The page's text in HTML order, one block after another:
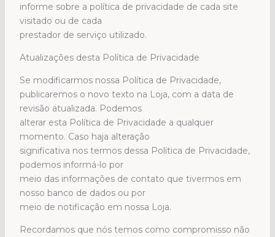
informe sobre a política de privacidade de cada site
visitado ou de cada
prestador de serviço utilizado.
Atualizações desta Política de Privacidade
Se modificarmos nossa Política de Privacidade,
publicaremos o novo texto na Loja, com a data de
revisão atualizada. Podemos
alterar esta Política de Privacidade a qualquer
momento. Caso haja alteração
significativa nos termos dessa Política de Privacidade,
podemos informá-lo por
meio das informações de contato que tivermos em
nosso banco de dados ou por
meio de notificação em nossa Loja.
Recordamos que nós temos como compromisso não